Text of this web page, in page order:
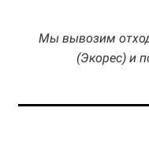
Мы вывозим
(Экорес) и